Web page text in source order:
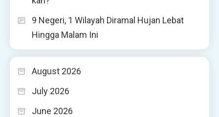
9 Negeri, 1 Wilayah Diramal Hujan Lebat
Hingga Malam Ini
August 2026
July 2026
June 2026